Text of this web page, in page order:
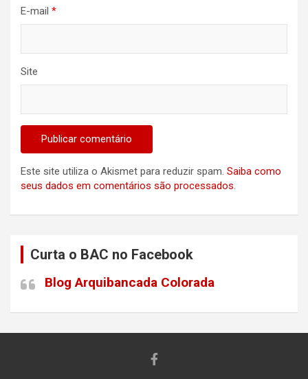
E-mail *
Site
Este site utiliza o Akismet para reduzir spam. Saiba como
seus dados em comentários são processados.
Curta o BAC no Facebook
Blog Arquibancada Colorada